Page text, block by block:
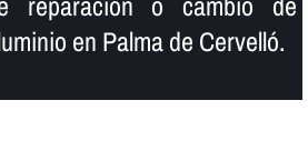
en Palma de Cervelló.